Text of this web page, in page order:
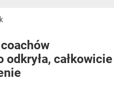
odkryła, całkowicie